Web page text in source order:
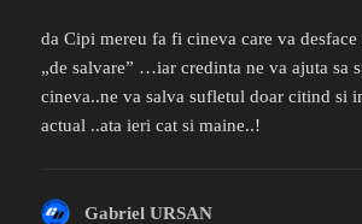
da Cipi mereu fa fi cineva care va
„de salvare” …iar credinta ne va ajuta sa
cineva..ne va salva sufletul doar citind si
actual ..ata ieri cat si maine..!
Gabriel URSAN